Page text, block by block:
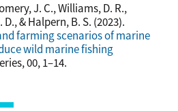
J. C., Williams, D. R.,
& Halpern, B. S. (2023).
farming scenarios of marine
wild marine fishing
00, 1–14.